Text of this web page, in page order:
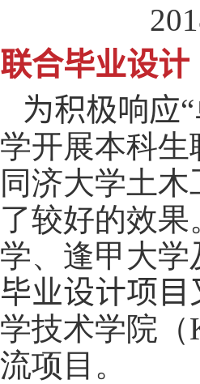
联合毕业设计
为积极响应
学开展本科
同济大学土
了较好的效果
学、逢甲大
毕业设计项
学技术学院（
流项目。